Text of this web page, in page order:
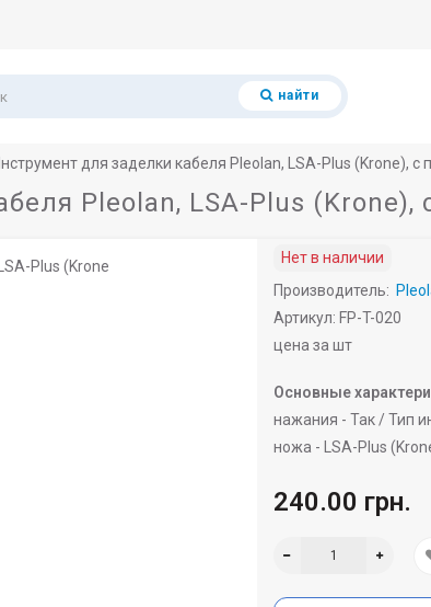
найти
для заделки кабеля Pleolan, LSA-Plus (Krone), с
Pleolan, LSA-Plus (Krone),
Нет в наличии
Производитель:
Артикул: FP-T-020
цена за шт
Основные
нажания - Так /Тип
ножа - LSA-Plus
240.00 грн.